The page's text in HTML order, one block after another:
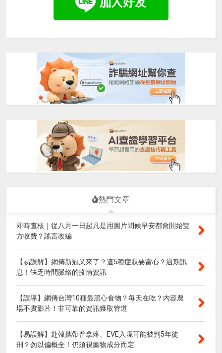
熱門文章
即時查核｜從八月一日起凡是用圖片問候早安都會開始雙
方收費？謠言改編
【易誤解】網傳新冠又來了？這5種症狀要當心？過期訊
息！缺乏時間脈絡的疫情資訊
【誤導】網傳台灣10種最黑心食物？每天在吃？內容農
場不實影片！非可靠的資訊獲取管道
【易誤解】赴韓攜帶普拿疼、EVE入境可能被判5年徒
刑？勿以偏概全！仍須視藥物成分而定